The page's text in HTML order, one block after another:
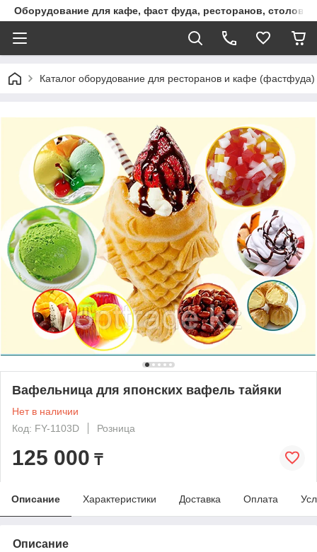
Оборудование для кафе, фаст фуда, ресторанов,
Каталог оборудование для ресторанов и кафе (фастфуда)
Вафельница для японских вафель тайяки
Нет в наличии
Код: FY-1103D
Розница
125 000 ₸
Описание Характеристики Доставка Оплата
Описание